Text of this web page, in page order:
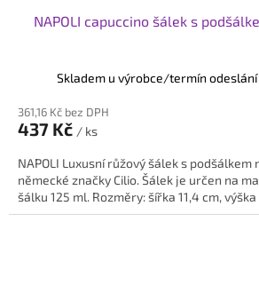
NAPOLI capuccino šálek s
Skladem u výrobce/termín odeslání
361,16 Kč bez DPH
437 Kč / ks
NAPOLI Luxusní růžový šálek s podšálkem
německé značky Cilio. Šálek je určen na
šálku 125 ml. Rozměry: šířka 11,4 cm, výška